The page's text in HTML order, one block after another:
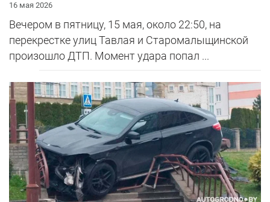
16 мая 2026
Вечером в пятницу, 15 мая, около 22:50, на
перекрестке улиц Тавлая и Старомалыщинской
произошло ДТП. Момент удара попал ...